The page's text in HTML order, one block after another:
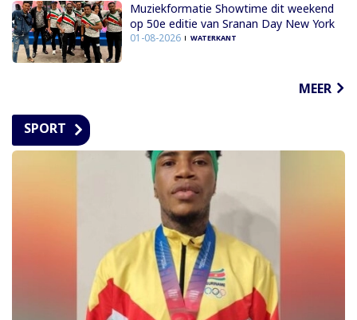
Muziekformatie Showtime dit weekend
op 50e editie van Sranan Day New York
01-08-2026 WATERKANT
MEER
SPORT